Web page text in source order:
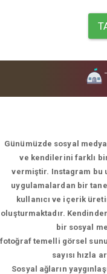
Günümüzde sosyal
ve kendilerini farklı
vermiştir. Instagram bu
uygulamalardan bir
kullanıcı ve içerik
oluşturmaktadır.
bir sosyal
fotoğraf temelli görsel
sayısı hızla
Sosyal ağların